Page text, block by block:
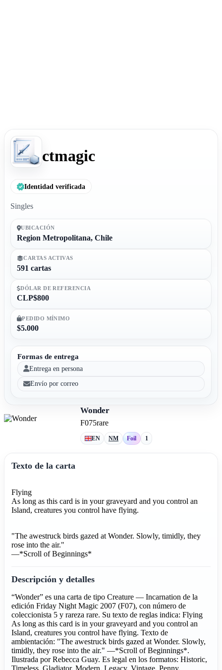
ctmagic
Identidad verificada
Singles
UBICACIÓN
Region Metropolitana, Chile
CARTAS ACTIVAS
591 cartas
DÓLAR DE REFERENCIA
CLP$800
PEDIDO MÍNIMO
$5.000
Formas de entrega
Entrega en persona
Envío por correo
Wonder
F075rare
EN NM Foil 1
Texto de la carta
Flying
As long as this card is in your graveyard and you control an
Island, creatures you control have flying.
"The awestruck birds gazed at Wonder. Slowly, timidly, they
rose into the air."
—*Scroll of Beginnings*
Descripción y detalles
“Wonder” es una carta de tipo Creature — Incarnation de la
edición Friday Night Magic 2007 (F07), con número de
coleccionista 5 y rareza rare. Su texto de reglas indica: Flying
As long as this card is in your graveyard and you control an
Island, creatures you control have flying. Texto de
ambientación: "The awestruck birds gazed at Wonder. Slowly,
timidly, they rose into the air." —*Scroll of Beginnings*.
Ilustrada por Rebecca Guay. Es legal en los formatos: Historic,
Timeless, Gladiator, Modern, Legacy, Vintage, Penny,